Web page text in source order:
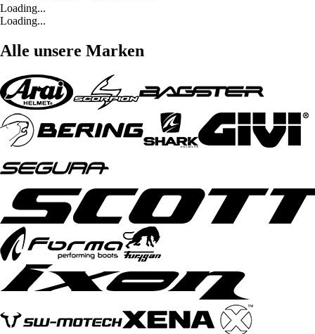
Loading...
Loading...
Alle unsere Marken